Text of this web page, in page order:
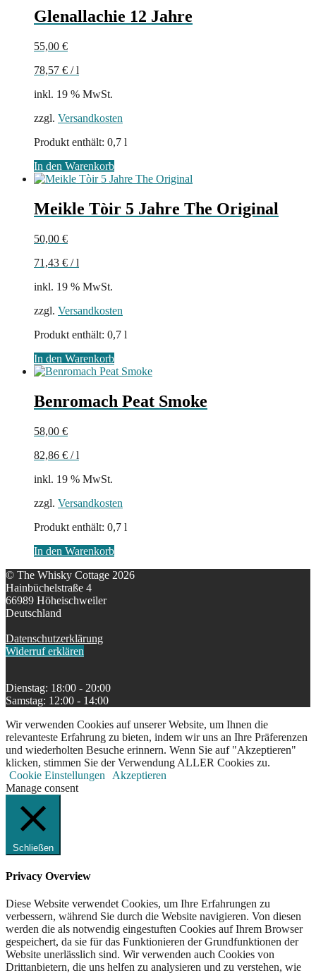
Glenallachie 12 Jahre
55,00 €
78,57 € /l
inkl. 19 % MwSt.
zzgl. Versandkosten
Produkt enthält: 0,7 l
In den Warenkorb
Meikle Tòir 5 Jahre The Original
50,00 €
71,43 € /l
inkl. 19 % MwSt.
zzgl. Versandkosten
Produkt enthält: 0,7 l
In den Warenkorb
Benromach Peat Smoke
58,00 €
82,86 € /l
inkl. 19 % MwSt.
zzgl. Versandkosten
Produkt enthält: 0,7 l
In den Warenkorb
© The Whisky Cottage 2026
Hainbüchelstraße 4
66989 Höheischweiler
Deutschland
Datenschutzerklärung
Widerruf erklären
Dienstag: 18:00 - 20:00
Samstag: 12:00 - 14:00
Wir verwenden Cookies auf unserer Website, um Ihnen die
relevanteste Erfahrung zu bieten, indem wir uns an Ihre Präferenzen
und wiederholten Besuche erinnern. Wenn Sie auf "Akzeptieren"
klicken, stimmen Sie der Verwendung ALLER Cookies zu.
Cookie Einstellungen
Akzeptieren
Manage consent
Schließen
Privacy Overview
Diese Website verwendet Cookies, um Ihre Erfahrungen zu
verbessern, während Sie durch die Website navigieren. Von diesen
werden die als notwendig eingestuften Cookies auf Ihrem Browser
gespeichert, da sie für das Funktionieren der Grundfunktionen der
Website unerlässlich sind. Wir verwenden auch Cookies von
Drittanbietern, die uns helfen zu analysieren und zu verstehen, wie